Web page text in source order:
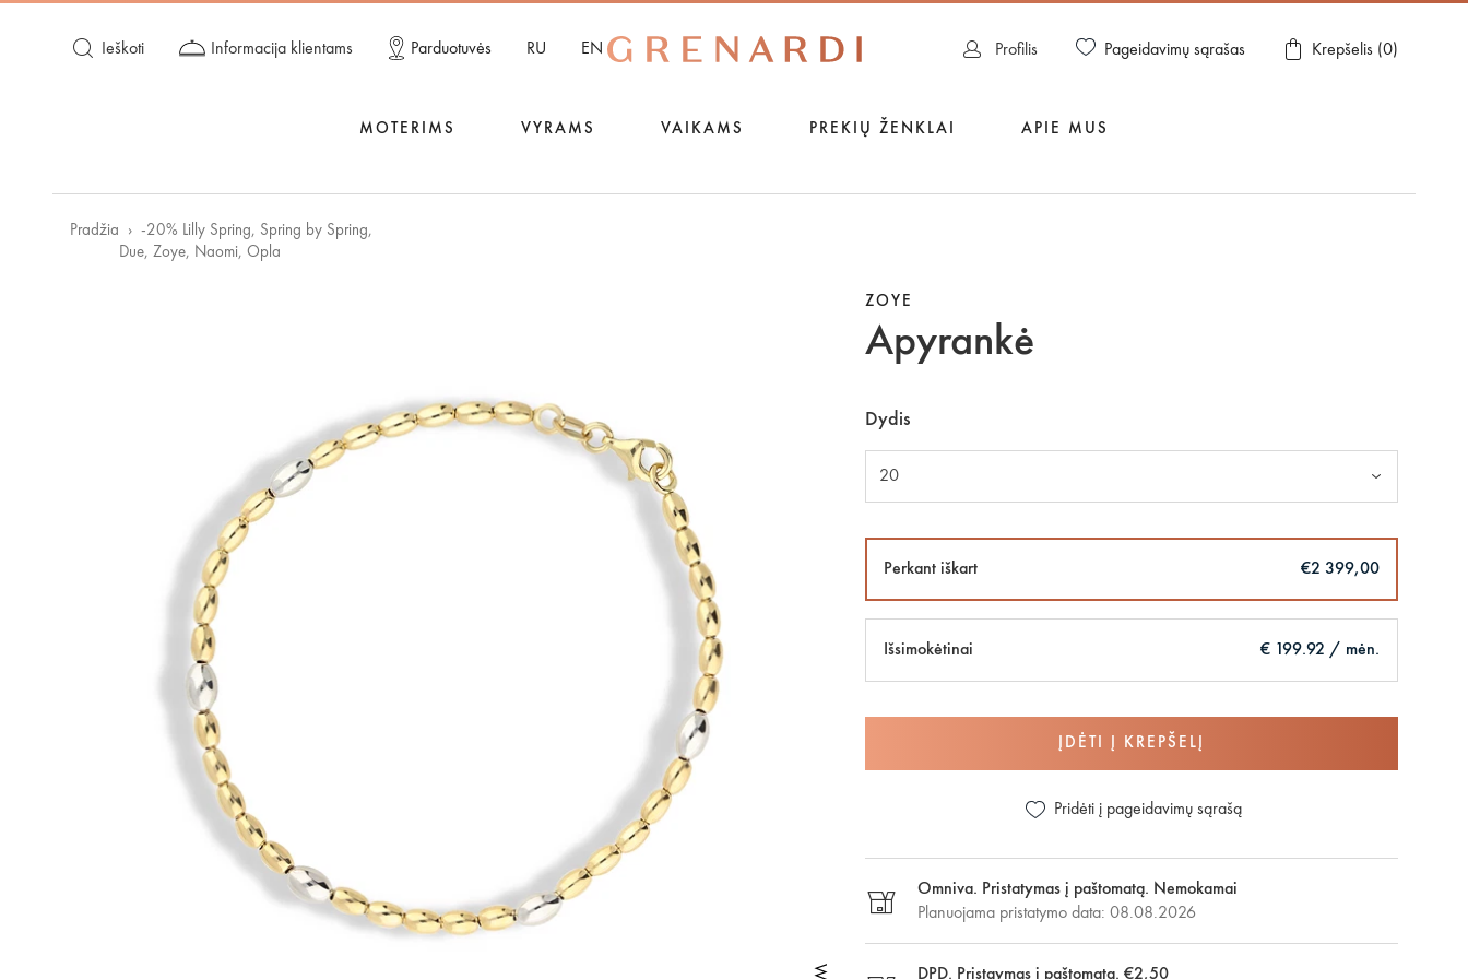
Profilis Pageidavimų sąrašas Krepšelis (0)
Ieškoti Informacija klientams Parduotuvės RU EN
MOTERIMS VYRAMS VAIKAMS PREKIŲ ŽENKLAI APIE MUS
Pradžia
-20% Lilly Spring, Spring by Spring,
Due, Zoye, Naomi, Opla
ZOYE
Apyrankė
Dydis
20
Perkant iškart €2 399,00
Išsimokėtinai € 199.92 / mėn.
ĮDĖTI Į KREPŠELĮ
Pridėti į pageidavimų sąrašą
Omniva. Pristatymas į paštomatą. Nemokamai
Planuojama pristatymo data: 08.08.2026
DPD. Pristaymas į paštomatą. €2,50